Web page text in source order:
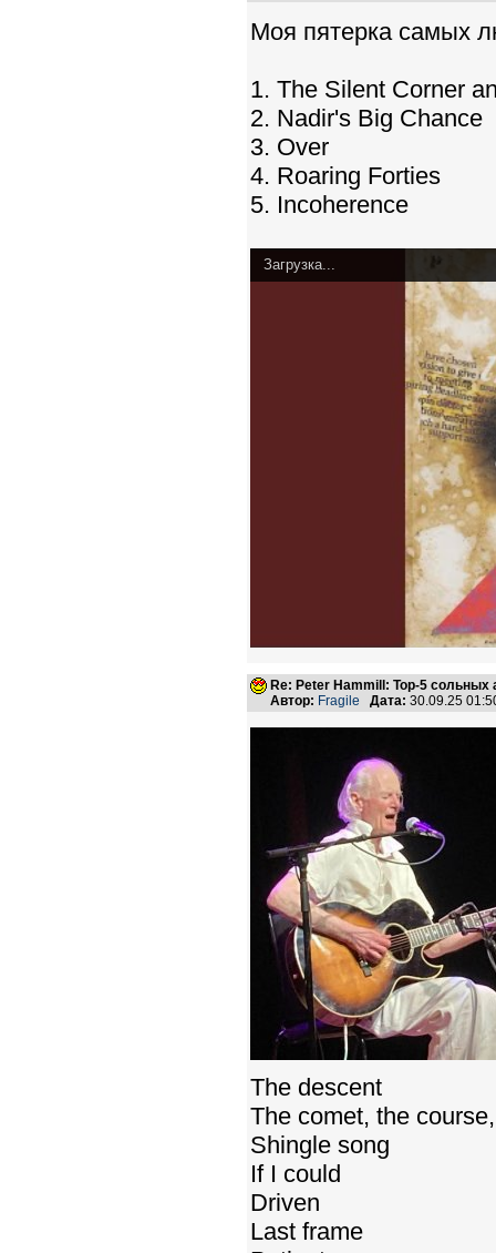
Моя пятерка самых
1. The Silent Corner
2. Nadir's Big Chance
3. Over
4. Roaring Forties
5. Incoherence
Загрузка...
Re: Peter Hammill: Top-5 сольных
Автор: Fragile Дата: 30.09.25
The descent
The comet, the
Shingle song
If I could
Driven
Last frame